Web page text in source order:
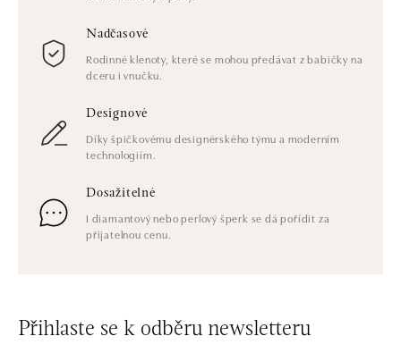
Nadčasové
Rodinné klenoty, které se mohou předávat z babičky na
dceru i vnučku.
Designové
Díky špičkovému designérského týmu a moderním
technologiím.
Dosažitelné
I diamantový nebo perlový šperk se dá pořídit za
přijatelnou cenu.
Přihlaste se k odběru newsletteru